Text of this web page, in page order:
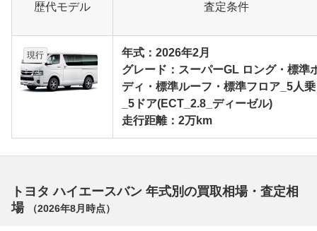
歴代モデル 査定条件
現行
年式：2026年2月
グレード：スーパーGL ロング・標準
ディ・標準ルーフ・標準フロア_5人
_5ドア(ECT_2.8_ディーゼル)
走行距離：2万km
トヨタ ハイエースバン 年式別の買取相場・査定相
場
（2026年8月 時点）